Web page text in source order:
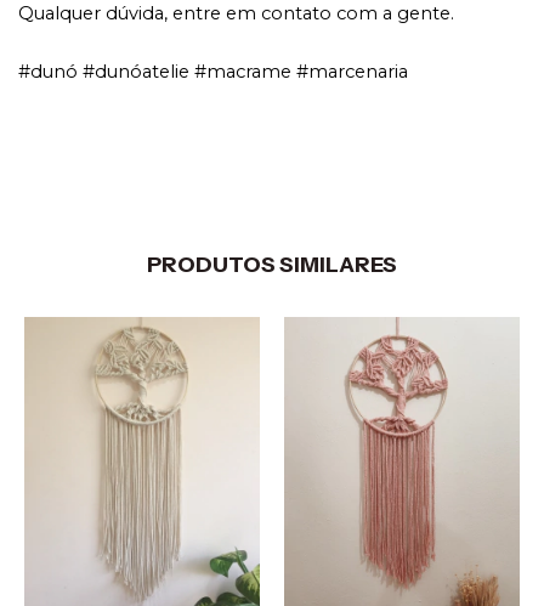
Qualquer dúvida, entre em contato com a gente.
#dunó #dunóatelie #macrame #marcenaria
PRODUTOS SIMILARES